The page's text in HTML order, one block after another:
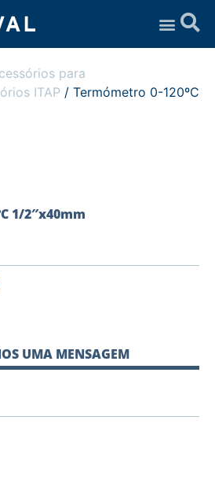
para
ITAP / Termómetro 0-120ºC
1/2″x40mm
UMA MENSAGEM